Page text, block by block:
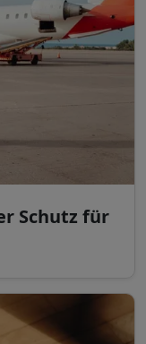
Schutz für